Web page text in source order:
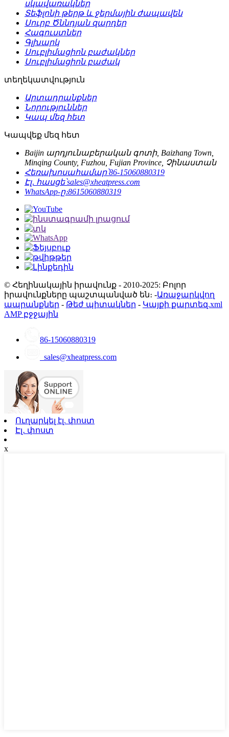
սկավառակներ
Տեֆլոնի թերթ և ջերմային ժապավեն
Սուրբ Ծննդյան զարդեր
Հագուստներ
Գլխարկ
Սուբլիմացիոն բաժակներ
Սուբլիմացիոն բաժակ
տեղեկատվություն
Արտադրանքներ
Նորություններ
Կապ մեզ հետ
Կապվեք մեզ հետ
Baijin արդյունաբերական գոտի, Baizhang Town,
Minqing County, Fuzhou, Fujian Province, Չինաստան
Հեռախոսահամար՝86-15060880319
Էլ․ հասցե՝sales@xheatpress.com
WhatsApp-ը։8615060880319
© Հեղինակային իրավունք - 2010-2025: Բոլոր
իրավունքները պաշտպանված են։ -Առաջարկվող
ապրանքներ - Թեժ պիտակներ - Կայքի քարտեզ.xml
AMP բջջային
86-15060880319
sales@xheatpress.com
Ուղարկել էլ. փոստ
Էլ․ փոստ
x